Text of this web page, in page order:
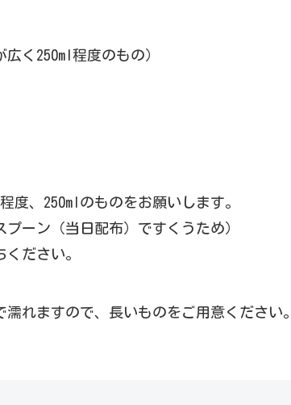
く250ml程度のもの）
度、250mlのものをお願いします。
プーン（当日配布）ですくうため）
ださい。
れますので、長いものをご用意ください。